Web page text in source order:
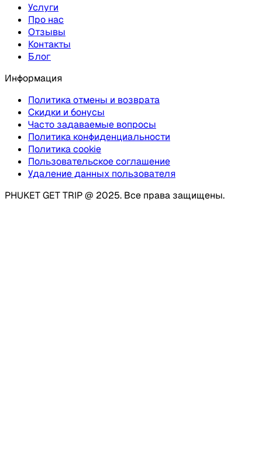
Услуги
Про нас
Отзывы
Контакты
Блог
Информация
Политика отмены и возврата
Скидки и бонусы
Часто задаваемые вопросы
Политика конфиденциальности
Политика cookie
Пользовательское соглашение
Удаление данных пользователя
PHUKET GET TRIP @ 2025. Все права защищены.